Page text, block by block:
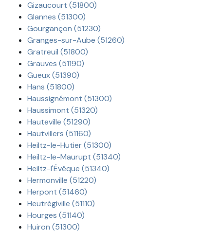
Gizaucourt (51800)
Glannes (51300)
Gourgançon (51230)
Granges-sur-Aube (51260)
Gratreuil (51800)
Grauves (51190)
Gueux (51390)
Hans (51800)
Haussignémont (51300)
Haussimont (51320)
Hauteville (51290)
Hautvillers (51160)
Heiltz-le-Hutier (51300)
Heiltz-le-Maurupt (51340)
Heiltz-l'Évêque (51340)
Hermonville (51220)
Herpont (51460)
Heutrégiville (51110)
Hourges (51140)
Huiron (51300)